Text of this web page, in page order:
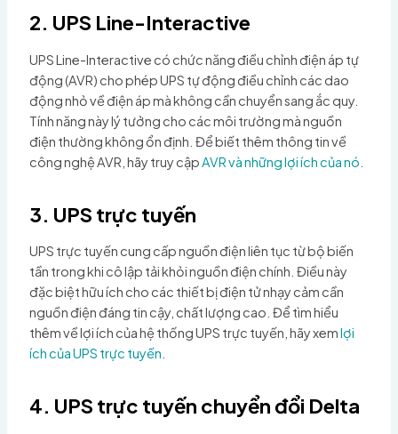
2. UPS Line-Interactive
UPS Line-Interactive có chức năng điều chỉnh điện áp tự
động (AVR) cho phép UPS tự động điều chỉnh các dao
động nhỏ về điện áp mà không cần chuyển sang ắc quy.
Tính năng này lý tưởng cho các môi trường mà nguồn
điện thường không ổn định. Để biết thêm thông tin về
công nghệ AVR, hãy truy cậpAVR và những lợi ích của nó
3. UPS trực tuyến
UPS trực tuyến cung cấp nguồn điện liên tục từ bộ biến
tần trong khi cô lập tải khỏi nguồn điện chính. Điều này
đặc biệt hữu ích cho các thiết bị điện tử nhạy cảm cần
nguồn điện đáng tin cậy, chất lượng cao. Để tìm hiểu
thêm về lợi ích của hệ thống UPS trực tuyến, hãy xemlợi
ích của UPS trực tuyến
4. UPS trực tuyến chuyển đổi Delta